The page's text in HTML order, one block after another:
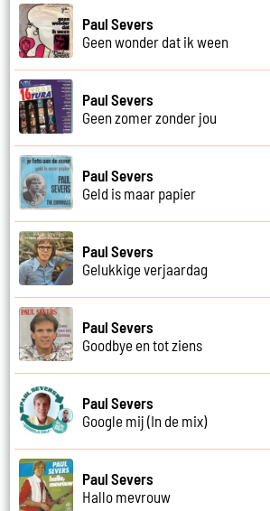
Paul Severs
Geen wonder dat ik ween
Paul Severs
Geen zomer zonder jou
Paul Severs
Geld is maar papier
Paul Severs
Gelukkige verjaardag
Paul Severs
Goodbye en tot ziens
Paul Severs
Google mij (In de mix)
Paul Severs
Hallo mevrouw